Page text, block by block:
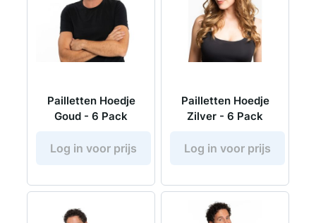
Pailletten Hoedje
Goud - 6 Pack
Log in voor prijs
Pailletten Hoedje
Zilver - 6 Pack
Log in voor prijs